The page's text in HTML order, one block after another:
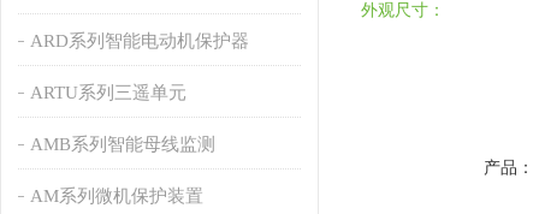
ARD系列智能电动机保护器
ARTU系列三遥单元
AMB系列智能母线监测
AM系列微机保护装置
外观尺寸：
产品：